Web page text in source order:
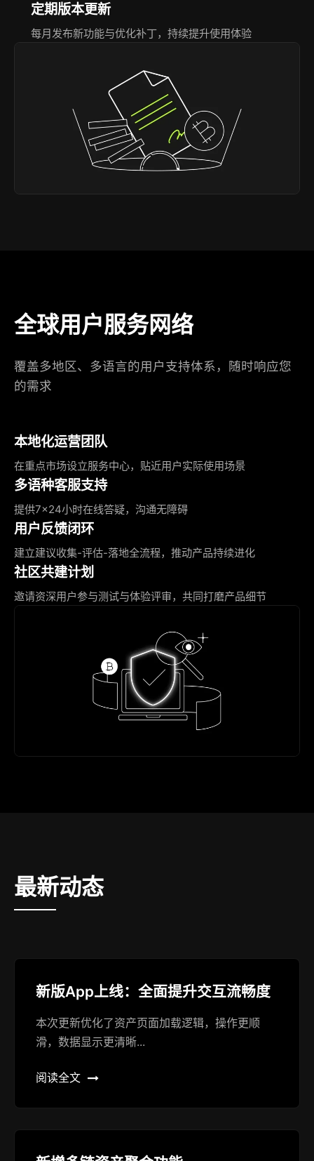
定期版本更新
每月发布新功能与优化补丁，持续提升使用体验
全球用户服务网络
覆盖多地区、多语言的用户支持体系，随时响应您
的需求
本地化运营团队
在重点市场设立服务中心，贴近用户实际使用场景
多语种客服支持
提供7×24小时在线答疑，沟通无障碍
用户反馈闭环
建立建议收集-评估-落地全流程，推动产品持续进化
社区共建计划
邀请资深用户参与测试与体验评审，共同打磨产品细节
最新动态
新版App上线：全面提升交互流畅度
本次更新优化了资产页面加载逻辑，操作更顺
滑，数据显示更清晰...
阅读全文